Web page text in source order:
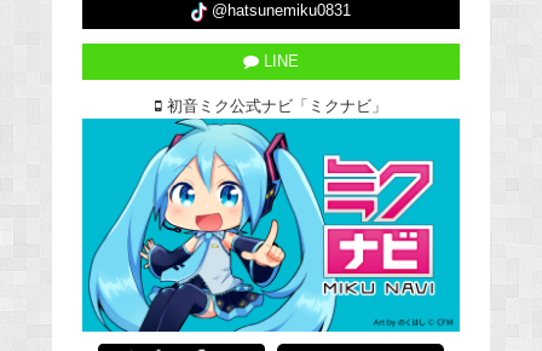
@hatsunemiku0831
LINE
初音ミク公式ナビ「ミクナビ」